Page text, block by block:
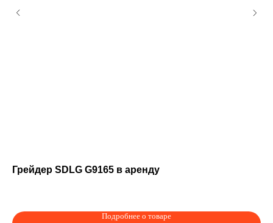
Грейдер SDLG G9165 в аренду
Подробнее о товаре